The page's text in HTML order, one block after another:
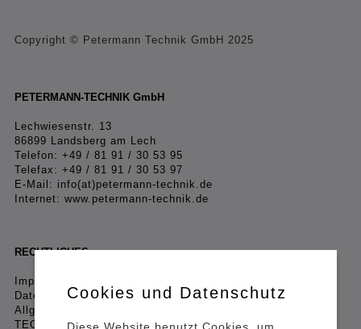
PETERMANN-TECHNIK GmbH
Lechwiesenstr. 13
86899 Landsberg am Lech
Telefon: +49 / 81 91 / 30 53 95
Telefax: +49 / 81 91 / 30 53 97
E-Mail: info(at)petermann-technik.de
Internet:www.petermann-technik.de
RECHTLICHES
Impressum
Datenschutzerklärung
Allgemeine Geschäftsbedingungen (AGB) PETERMANN-
TECHNIK GmbH
Copyright © Petermann Technik GmbH 2025
Cookies und Datenschutz